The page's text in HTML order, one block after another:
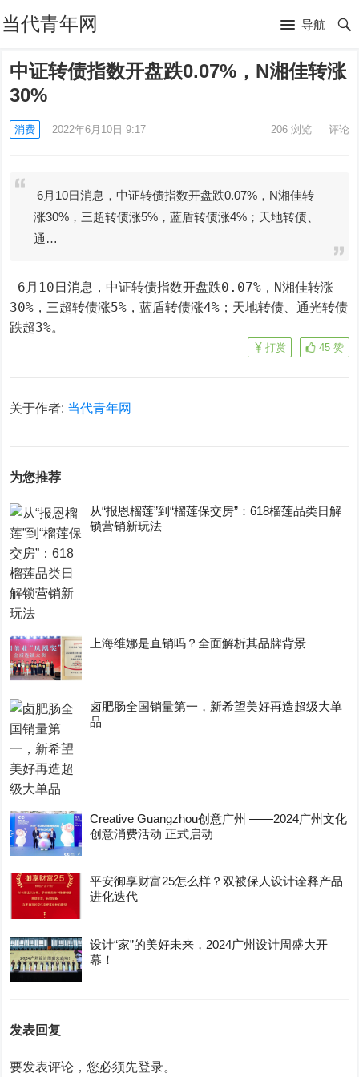
当代青年网 导航
中证转债指数开盘跌0.07%，N湘佳转涨
30%
消费 2022年6月10日 9:17 206浏览 评论
6月10日消息，中证转债指数开盘跌0.07%，N湘佳转
涨30%，三超转债涨5%，蓝盾转债涨4%；天地转债、
通…
6月10日消息，中证转债指数开盘跌0.07%，N湘佳转涨
30%，三超转债涨5%，蓝盾转债涨4%；天地转债、通光转债
跌超3%。
45 赞
打赏
关于作者: 当代青年网
为您推荐
从“报恩榴莲”到“榴莲保交房”：618榴莲品类日解
锁营销新玩法
上海维娜是直销吗？全面解析其品牌背景
卤肥肠全国销量第一，新希望美好再造超级大单
品
Creative Guangzhou创意广州 ——2024广州文化
创意消费活动 正式启动
平安御享财富25怎么样？双被保人设计诠释产品
进化迭代
设计“家”的美好未来，2024广州设计周盛大开
幕！
发表回复
要发表评论，您必须先登录。